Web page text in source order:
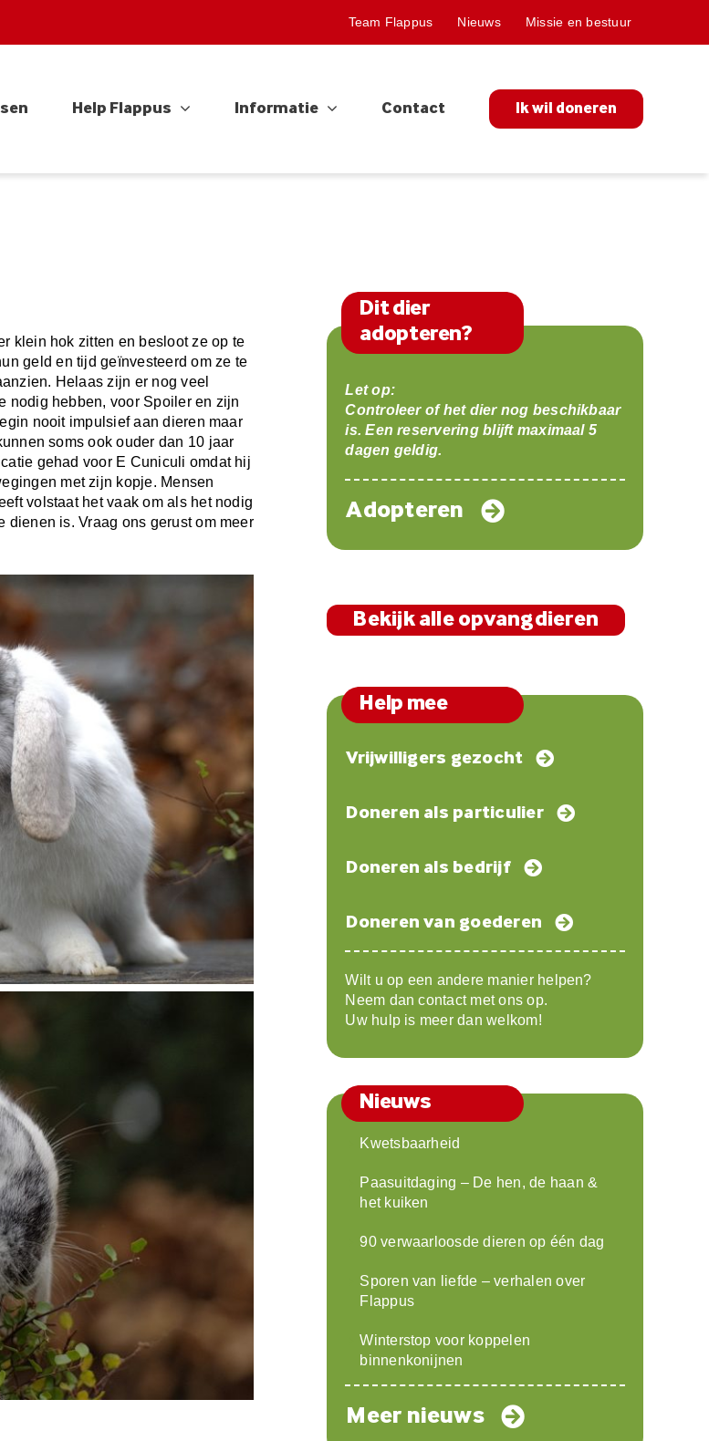
Team Flappus Nieuws Missie en bestuur
Help Flappus Informatie Contact Ik wil doneren
klein hok zitten en besloot ze op te
geld en tijd geïnvesteerd om ze te
Helaas zijn er nog veel
nodig hebben, voor Spoiler en zijn
nooit impulsief aan dieren maar
soms ook ouder dan 10 jaar
gehad voor E Cuniculi omdat hij
met zijn kopje. Mensen
volstaat het vaak om als het nodig
dienen is. Vraag ons gerust om meer
Dit dier
adopteren?
Let op:
Controleer of het dier nog beschikbaar
is. Een reservering blijft maximaal 5
dagen geldig.
Adopteren
Bekijk alle opvangdieren
Help mee
Vrijwilligers gezocht
Doneren als particulier
Doneren als bedrijf
Doneren van goederen
Wilt u op een andere manier helpen?
Neem dan contact met ons op.
Uw hulp is meer dan welkom!
Nieuws
Kwetsbaarheid
Paasuitdaging – De hen, de haan &
het kuiken
90 verwaarloosde dieren op één dag
Sporen van liefde – verhalen over
Flappus
Winterstop voor koppelen
binnenkonijnen
Meer nieuws